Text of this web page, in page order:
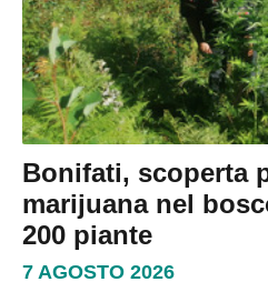
Bonifati, scoperta
marijuana nel
200 piante
7 AGOSTO 2026